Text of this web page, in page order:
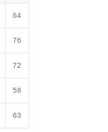
64
76
72
58
63